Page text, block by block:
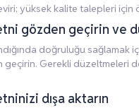
yüksek kalite talepleri için
gözden geçirin ve
doğruluğu sağlamak
geçirin. Gerekli düzeltmeleri
dışa aktarın